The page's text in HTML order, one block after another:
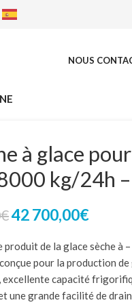
NOUS
à glace
kg/24h
€42 700,00€
de la glace sèche à –
pour la production de
excellente capacité
une grande facilité de